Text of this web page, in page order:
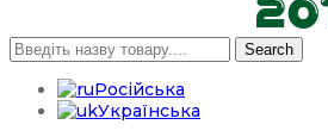
Search
Російська
Українська